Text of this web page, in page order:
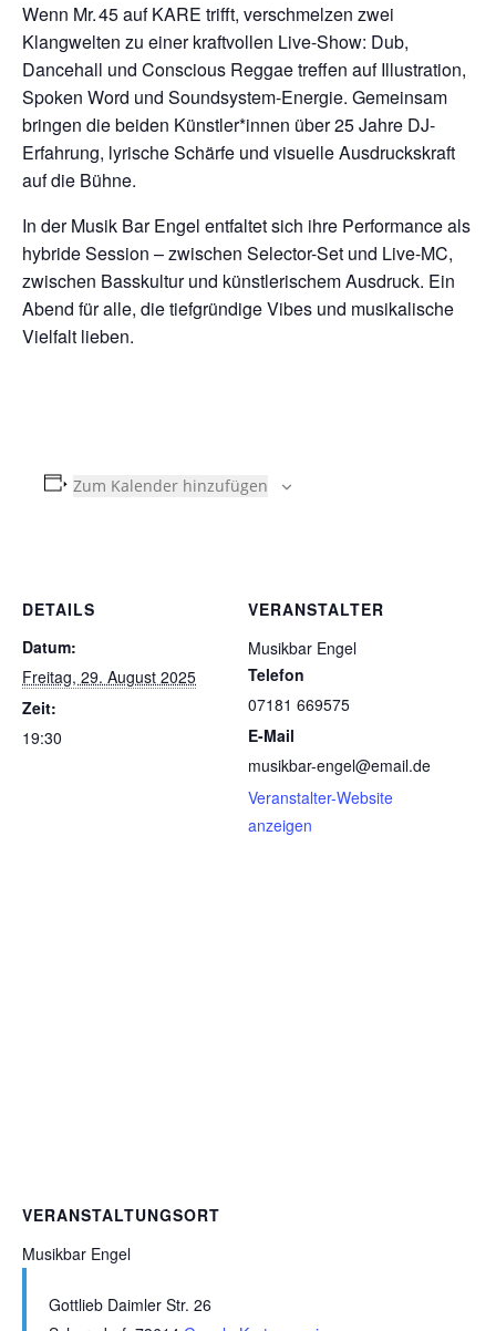
Wenn Mr. 45 auf KARE trifft, verschmelzen zwei
Klangwelten zu einer kraftvollen Live-Show: Dub,
Dancehall und Conscious Reggae treffen auf Illustration,
Spoken Word und Soundsystem-Energie. Gemeinsam
bringen die beiden Künstler*innen über 25 Jahre DJ-
Erfahrung, lyrische Schärfe und visuelle Ausdruckskraft
auf die Bühne.
In der Musik Bar Engel entfaltet sich ihre Performance als
hybride Session – zwischen Selector-Set und Live-MC,
zwischen Basskultur und künstlerischem Ausdruck. Ein
Abend für alle, die tiefgründige Vibes und musikalische
Vielfalt lieben.
Zum Kalender hinzufügen
DETAILS
Datum:
Freitag, 29. August 2025
Zeit:
19:30
VERANSTALTER
Musikbar Engel
Telefon
07181 669575
E-Mail
musikbar-engel@email.de
Veranstalter-Website
anzeigen
VERANSTALTUNGSORT
Musikbar Engel
Gottlieb Daimler Str. 26